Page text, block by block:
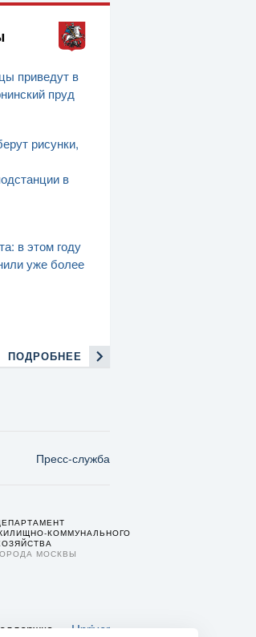
приведут в
пруд
рисунки,
в
в этом году
уже более
ПОДРОБНЕЕ
Пресс-служба
КОММУНАЛЬНОГО
МОСКВЫ
— Upriver